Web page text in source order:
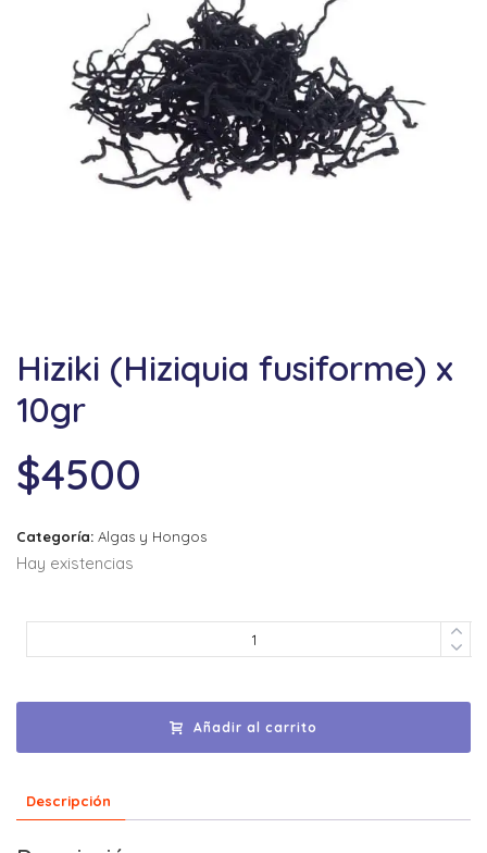
Hiziki (Hiziquia fusiforme) x
10gr
$4500
Categoría: Algas y Hongos
Hay existencias
Añadir al carrito
Descripción